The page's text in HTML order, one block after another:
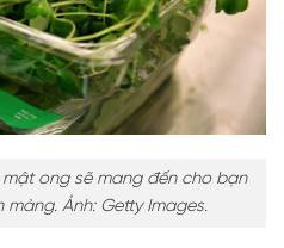
ong sẽ mang đến cho bạn
Ảnh: Getty Images.